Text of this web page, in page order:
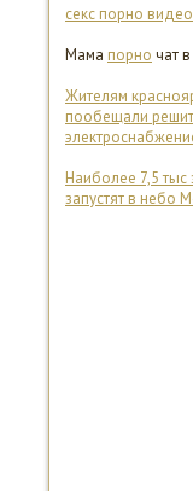
секс порно
Мама порно чат
Жителям
пообещали
Наиболее 7,5
запустят в небо